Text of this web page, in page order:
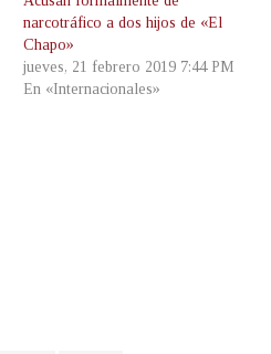
narcotráfico a dos hijos de «El
Chapo»
jueves, 21 febrero 2019 7:44 PM
En «Internacionales»